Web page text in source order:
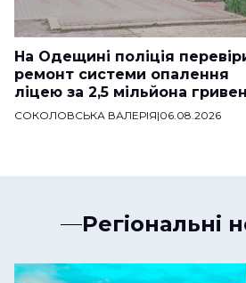
На Одещині поліція
ремонт системи опалення
ліцею за 2,5 мільйона
СОКОЛОВСЬКА ВАЛЕРІЯ|06.08.2026
Регіональні